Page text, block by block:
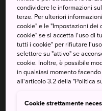
castello
Il Santuario Jozan
dello scrittore
I tour panoramici
Come arrivare
condividere le informazioni
terze. Per ulteriori
cookie" e le "Impostazioni dei
cookie" se si accetta l'uso di
tutti i cookie" per rifiutare
selettore su "attivo" se
cookie. Inoltre, è possibile
in qualsiasi momento
all'articolo 3.2 della "Politica
Cookie strettamente